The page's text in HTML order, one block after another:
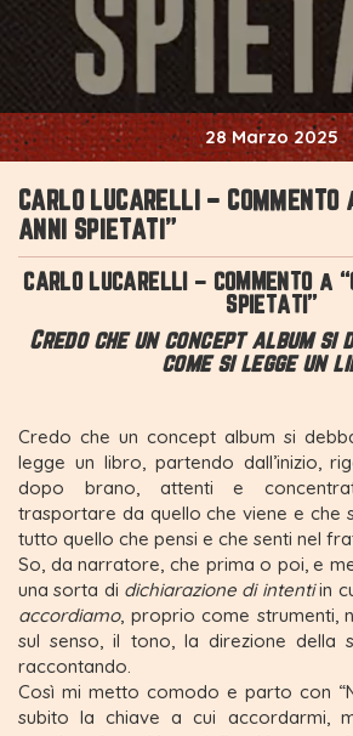
28 Marzo 2025
CARLO LUCARELLI –
ANNI SPIETATI”
CARLO LUCARELLI – COMMENTO a
SPIETATI”
Credo che un concept album
come si legge un
Credo che un concept album si
legge un libro, partendo dall’inizio,
dopo brano, attenti e
trasportare da quello che viene e che
tutto quello che pensi e che senti nel
So, da narratore, che prima o poi, e
una sorta di dichiarazione di intentiin
accordiamo, proprio come strumenti,
sul senso, il tono, la direzione della
raccontando.
Così mi metto comodo e parto con
subito la chiave a cui accordarmi,